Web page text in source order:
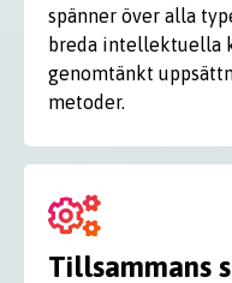
spänner över alla
breda intellektuella
genomtänkt
metoder.
Tillsammans